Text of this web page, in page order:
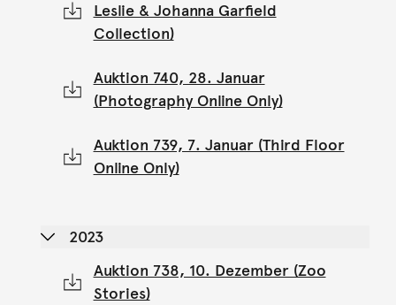
Leslie & Johanna Garfield
Collection)
Auktion 740, 28. Januar
(Photography Online Only)
Auktion 739, 7. Januar (Third Floor
Online Only)
2023
Auktion 738, 10. Dezember (Zoo
Stories)